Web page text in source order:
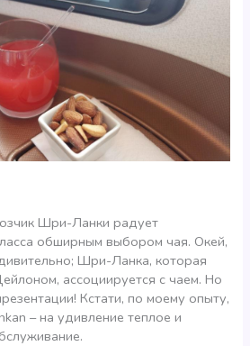
Шри-Ланки радует
обширным выбором чая. Окей,
Шри-Ланка, которая
ассоциируется с чаем. Но
Кстати, по моему опыту,
– на удивление теплое и